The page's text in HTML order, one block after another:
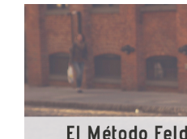
imagen
más
grande